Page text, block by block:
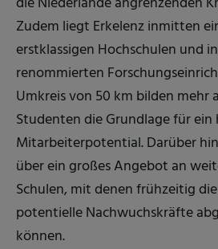
Zudem liegt Erkelenz inmitten
erstklassigen Hochschulen und
renommierten
Umkreis von 50 km bilden mehr
Studenten die Grundlage für
Mitarbeiterpotential. Darüber
über ein großes Angebot an
Schulen, mit denen frühzeitig
potentielle Nachwuchskräfte
können.